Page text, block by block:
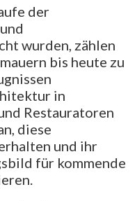
der
wurden, zählen
bis heute zu
in
Restauratoren
diese
und ihr
für kommende